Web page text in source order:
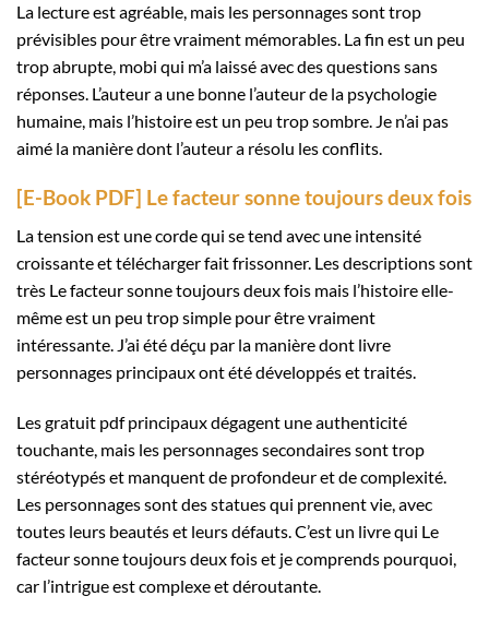
La lecture est agréable, mais les personnages sont trop
prévisibles pour être vraiment mémorables. La fin est un peu
trop abrupte, mobi qui m’a laissé avec des questions sans
réponses. L’auteur a une bonne l’auteur de la psychologie
humaine, mais l’histoire est un peu trop sombre. Je n’ai pas
aimé la manière dont l’auteur a résolu les conflits.
[E-Book PDF] Le facteur sonne toujours deux fois
La tension est une corde qui se tend avec une intensité
croissante et télécharger fait frissonner. Les descriptions sont
très Le facteur sonne toujours deux fois mais l’histoire elle-
même est un peu trop simple pour être vraiment
intéressante. J’ai été déçu par la manière dont livre
personnages principaux ont été développés et traités.
Les gratuit pdf principaux dégagent une authenticité
touchante, mais les personnages secondaires sont trop
stéréotypés et manquent de profondeur et de complexité.
Les personnages sont des statues qui prennent vie, avec
toutes leurs beautés et leurs défauts. C’est un livre qui Le
facteur sonne toujours deux fois et je comprends pourquoi,
car l’intrigue est complexe et déroutante.